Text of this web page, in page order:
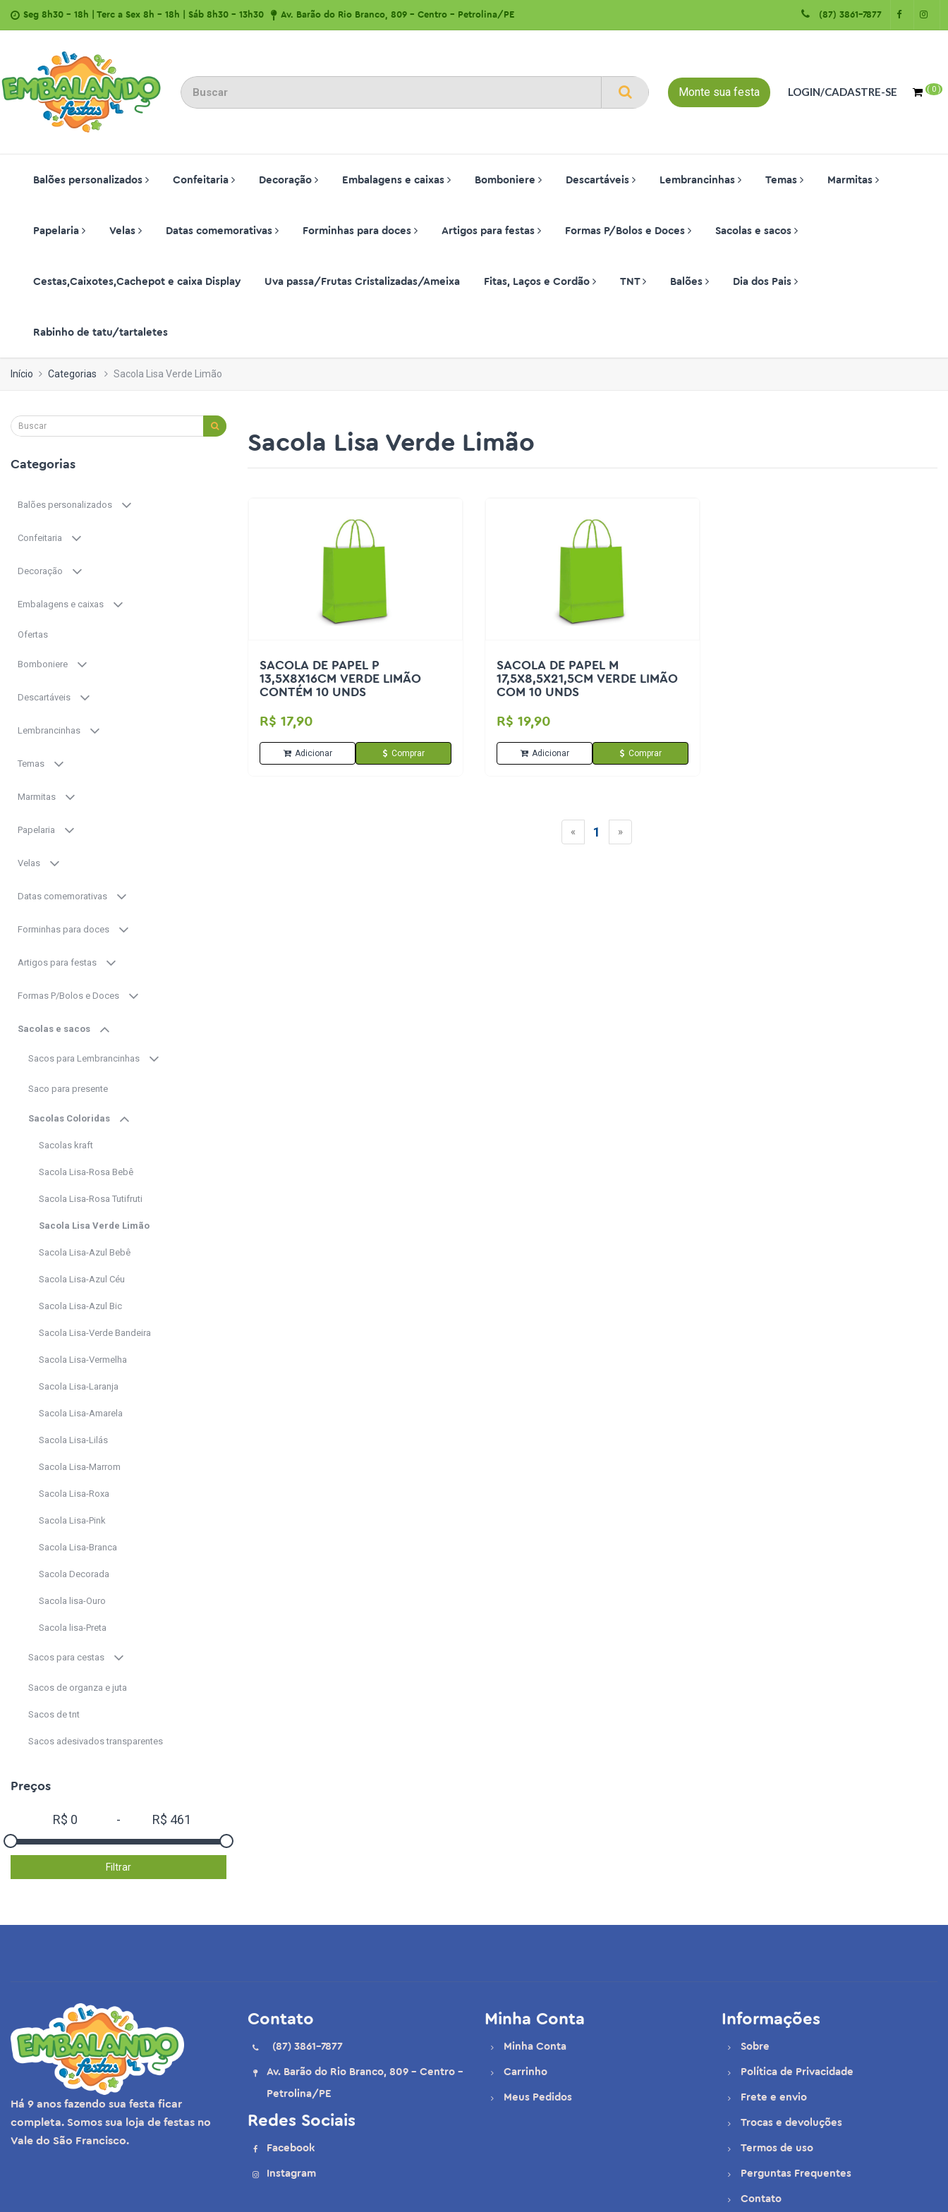
Seg 8h30 - 18h | Terc a Sex 8h - 18h | Sáb 8h30 - 13h30 Av. Barão do Rio Branco, 809 - Centro - Petrolina/PE (87) 3861-7877
Monte sua festa LOGIN/CADASTRE-SE ( 0 )
Balões personalizados Confeitaria Decoração Embalagens e caixas Bomboniere Descartáveis Lembrancinhas Temas Marmitas
Papelaria Velas Datas comemorativas Forminhas para doces Artigos para festas Formas P/Bolos e Doces Sacolas e sacos
Cestas,Caixotes,Cachepot e caixa Display Uva passa/Frutas Cristalizadas/Ameixa Fitas, Laços e Cordão TNT Balões Dia dos Pais
Rabinho de tatu/tartaletes
Início Categorias Sacola Lisa Verde Limão
Categorias
Balões personalizados
Confeitaria
Decoração
Embalagens e caixas
Ofertas
Bomboniere
Descartáveis
Lembrancinhas
Temas
Marmitas
Papelaria
Velas
Datas comemorativas
Forminhas para doces
Artigos para festas
Formas P/Bolos e Doces
Sacolas e sacos
Sacos para Lembrancinhas
Saco para presente
Sacolas Coloridas
Sacolas kraft
Sacola Lisa-Rosa Bebê
Sacola Lisa-Rosa Tutifruti
Sacola Lisa Verde Limão
Sacola Lisa-Azul Bebê
Sacola Lisa-Azul Céu
Sacola Lisa-Azul Bic
Sacola Lisa-Verde Bandeira
Sacola Lisa-Vermelha
Sacola Lisa-Laranja
Sacola Lisa-Amarela
Sacola Lisa-Lilás
Sacola Lisa-Marrom
Sacola Lisa-Roxa
Sacola Lisa-Pink
Sacola Lisa-Branca
Sacola Decorada
Sacola lisa-Ouro
Sacola lisa-Preta
Sacos para cestas
Sacos de organza e juta
Sacos de tnt
Sacos adesivados transparentes
Gigante e super gigante
Balões coração,estrela e círculo
Preços
R$ 0 - R$ 461
Filtrar
Sacola Lisa Verde Limão
SACOLA DE PAPEL P
13,5X8X16CM VERDE LIMÃO
CONTÉM 10 UNDS
R$ 17,90
Adicionar Comprar
SACOLA DE PAPEL M
17,5X8,5X21,5CM VERDE LIMÃO
COM 10 UNDS
R$ 19,90
Adicionar Comprar
« 1 »
Há 9 anos fazendo sua festa ficar
completa. Somos sua loja de festas no
Vale do São Francisco.
Contato
(87) 3861-7877
Av. Barão do Rio Branco, 809 - Centro -
Petrolina/PE
Redes Sociais
Facebook
Instagram
Minha Conta
Minha Conta
Carrinho
Meus Pedidos
Informações
Sobre
Política de Privacidade
Frete e envio
Trocas e devoluções
Termos de uso
Perguntas Frequentes
Contato